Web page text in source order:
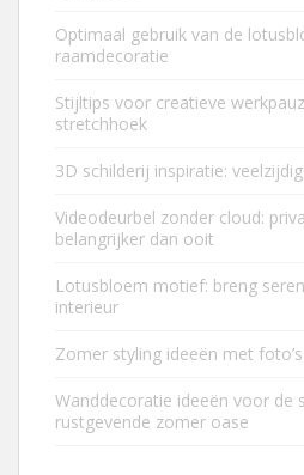
Optimaal gebruik van de
raamdecoratie
Stijltips voor creatieve
stretchhoek
3D schilderij inspiratie:
Videodeurbel zonder cloud:
belangrijker dan ooit
Lotusbloem motief: breng
interieur
Zomer styling ideeën met
Wanddecoratie ideeën voor de
rustgevende zomer oase